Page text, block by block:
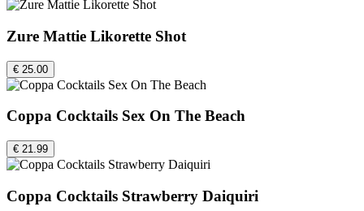
Zure Mattie Likorette Shot
€ 25.00
Coppa Cocktails Sex On The Beach
€ 21.99
Coppa Cocktails Strawberry Daiquiri